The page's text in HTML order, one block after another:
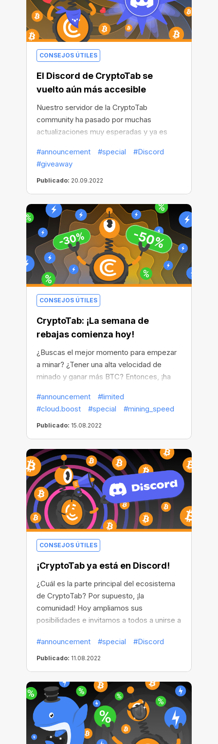
CONSEJOS ÚTILES
El Discord de CryptoTab se
vuelto aún más accesible
Nuestro servidor de la CryptoTab
community ha pasado por muchas
actualizaciones muy esperadas y ya es
#announcement
#special
#Discord
#giveaway
Publicado: 20.09.2022
CONSEJOS ÚTILES
CryptoTab: ¡La semana de
rebajas comienza hoy!
¿Buscas el mejor momento para empezar
a minar? ¿Tener una alta velocidad de
minado y ganar más BTC? Entonces, ¡ha
#announcement
#limited
#cloud.boost
#special #mining_speed
Publicado: 15.08.2022
CONSEJOS ÚTILES
¡CryptoTab ya está en Discord!
¿Cuál es la parte principal del ecosistema
de CryptoTab? Por supuesto, ¡la
comunidad! Hoy ampliamos sus
posibilidades e invitamos a todos a unirse a
plataforma comunitaria todo en uno que es
gratuita, segura, atractiva y que funciona
#announcement #special #Discord
Publicado: 11.08.2022